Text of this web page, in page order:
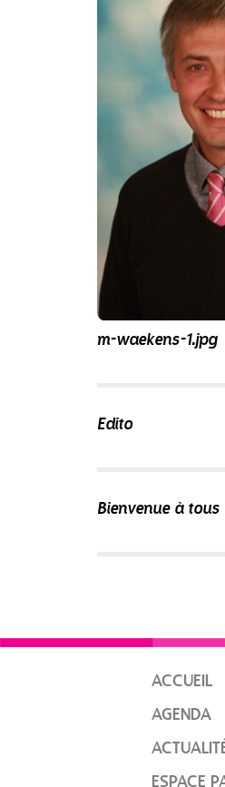
m-waekens-1.jpg
Edito
Bienvenue à tous
ACCUEIL
AGENDA
ESPACE